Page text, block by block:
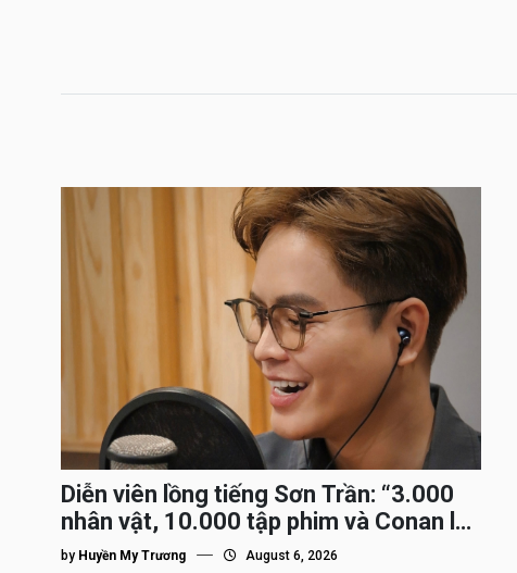
Diễn viên lồng tiếng Sơn Trần: “3.000
nhân vật, 10.000 tập phim và Conan là
nhân vật gắn bó lâu nhất”
by Huyền My Trương August 6, 2026